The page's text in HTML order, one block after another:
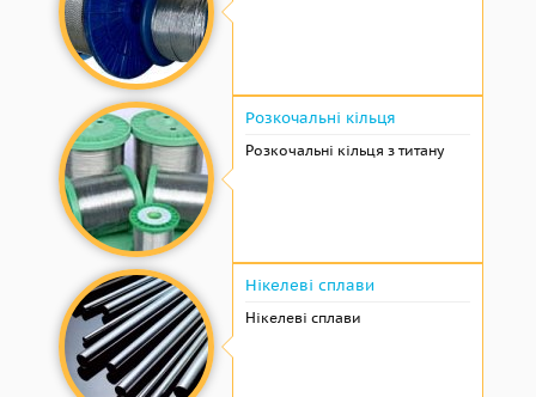
Розкочальні кільця
Розкочальні кільця з титану
Нікелеві сплави
Нікелеві сплави